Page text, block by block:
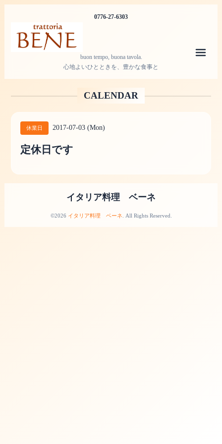
0776-27-6303
buon tempo, buona tavola.
心地よいひとときを、豊かな食事と
CALENDAR
休業日 2017-07-03 (Mon)
定休日です
イタリア料理 ベーネ
©2026 イタリア料理 ベーネ . All Rights Reserved.